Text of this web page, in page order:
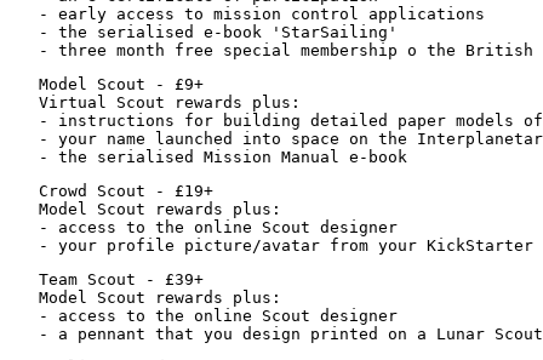
   - early access to mission control applications
   - the serialised e-book 'StarSailing'
   Model Scout - £9+
   Virtual Scout rewards plus:
- instructions for building detailed paper models
- your name launched into space on the
   Crowd Scout - £19+
   Model Scout rewards plus:
   - access to the online Scout designer
   Team Scout - £39+
   Model Scout rewards plus:
   - access to the online Scout designer